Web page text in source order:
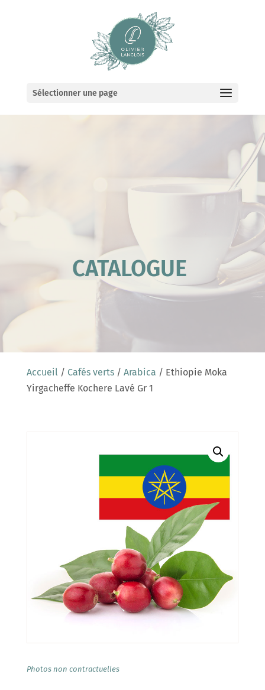
Sélectionner une page
CATALOGUE
Accueil/ Cafés verts/ Arabica / Ethiopie Moka
Yirgacheffe Kochere Lavé Gr 1
Photos non contractuelles